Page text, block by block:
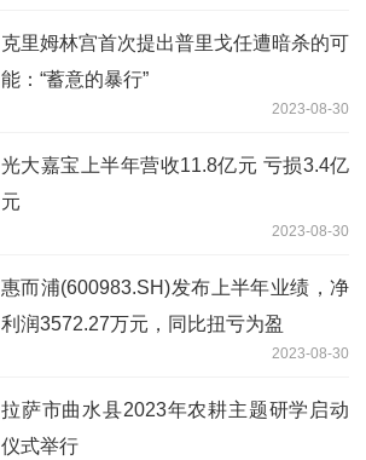
克里姆林宫首次提出普里戈任遭暗杀的可
能：“蓄意的暴行”
2023-08-30
光大嘉宝上半年营收11.8亿元 亏损3.4亿
元
2023-08-30
惠而浦(600983.SH)发布上半年业绩，净
利润3572.27万元，同比扭亏为盈
2023-08-30
拉萨市曲水县2023年农耕主题研学启动
仪式举行